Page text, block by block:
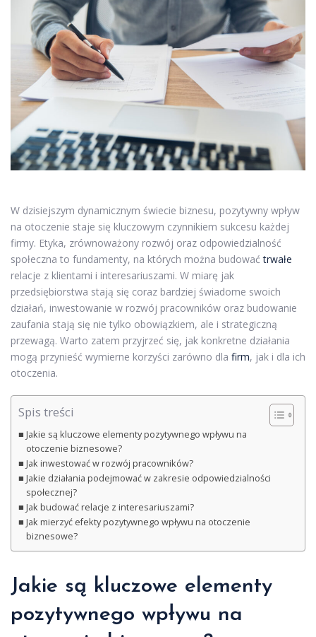
W dzisiejszym dynamicznym świecie biznesu, pozytywny wpływ
na otoczenie staje się kluczowym czynnikiem sukcesu każdej
firmy. Etyka, zrównoważony rozwój oraz odpowiedzialność
społeczna to fundamenty, na których można budowaćtrwałe
relacje z klientami i interesariuszami. W miarę jak
przedsiębiorstwa stają się coraz bardziej świadome swoich
działań, inwestowanie w rozwój pracowników oraz budowanie
zaufania stają się nie tylko obowiązkiem, ale i strategiczną
przewagą. Warto zatem przyjrzeć się, jak konkretne działania
mogą przynieść wymierne korzyści zarówno dla firm, jak i dla ich
otoczenia.
Spis treści
Jakie są kluczowe elementy pozytywnego wpływu na
otoczenie biznesowe?
Jak inwestować w rozwój pracowników?
Jakie działania podejmować w zakresie odpowiedzialności
społecznej?
Jak budować relacje z interesariuszami?
Jak mierzyć efekty pozytywnego wpływu na otoczenie
biznesowe?
Jakie są kluczowe elementy
pozytywnego wpływu na